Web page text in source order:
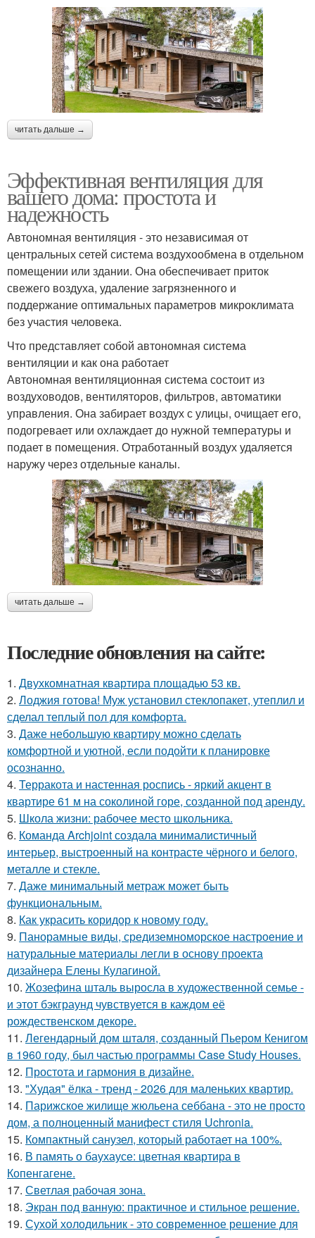
читать дальше →
Эффективная вентиляция для
вашего дома: простота и
надежность
Автономная вентиляция - это независимая от
центральных сетей система воздухообмена в отдельном
помещении или здании. Она обеспечивает приток
свежего воздуха, удаление загрязненного и
поддержание оптимальных параметров микроклимата
без участия человека.
Что представляет собой автономная система
вентиляции и как она работает
Автономная вентиляционная система состоит из
воздуховодов, вентиляторов, фильтров, автоматики
управления. Она забирает воздух с улицы, очищает его,
подогревает или охлаждает до нужной температуры и
подает в помещения. Отработанный воздух удаляется
наружу через отдельные каналы.
читать дальше →
Последние обновления на сайте:
1. Двухкомнатная квартира площадью 53 кв.
2. Лоджия готова! Муж установил стеклопакет, утеплил и
сделал теплый пол для комфорта.
3. Даже небольшую квартиру можно сделать
комфортной и уютной, если подойти к планировке
осознанно.
4. Терракота и настенная роспись - яркий акцент в
квартире 61 м на соколиной горе, созданной под аренду.
5. Школа жизни: рабочее место школьника.
6. Команда Archjoint создала минималистичный
интерьер, выстроенный на контрасте чёрного и белого,
металле и стекле.
7. Даже минимальный метраж может быть
функциональным.
8. Как украсить коридор к новому году.
9. Панорамные виды, средиземноморское настроение и
натуральные материалы легли в основу проекта
дизайнера Елены Кулагиной.
10. Жозефина шталь выросла в художественной семье -
и этот бэкграунд чувствуется в каждом её
рождественском декоре.
11. Легендарный дом шталя, созданный Пьером Кенигом
в 1960 году, был частью программы Case Study Houses.
12. Простота и гармония в дизайне.
13. "Худая" ёлка - тренд - 2026 для маленьких квартир.
14. Парижское жилище жюльена себбана - это не просто
дом, а полноценный манифест стиля Uchronia.
15. Компактный санузел, который работает на 100%.
16. В память о баухаусе: цветная квартира в
Копенгагене.
17. Светлая рабочая зона.
18. Экран под ванную: практичное и стильное решение.
19. Сухой холодильник - это современное решение для